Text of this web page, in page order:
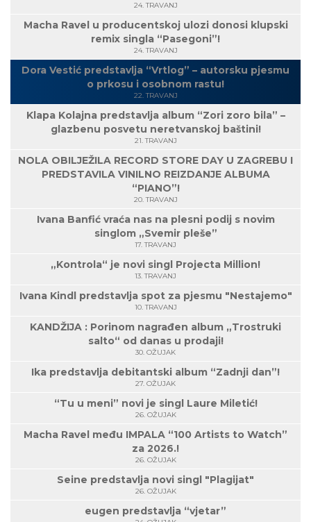
24. TRAVANJ
Macha Ravel u producentskoj ulozi donosi klupski
remix singla “Pasegoni”!
24. TRAVANJ
Dora Vestić predstavlja “Vrtlog” – autorsku pjesmu
o prkosu i osobnom rastu!
22. TRAVANJ
Klapa Kolajna predstavlja album “Zori zoro bila” –
glazbenu posvetu neretvanskoj baštini!
21. TRAVANJ
NOLA OBILJEŽILA RECORD STORE DAY U ZAGREBU I
PREDSTAVILA VINILNO REIZDANJE ALBUMA
“PIANO”!
20. TRAVANJ
Ivana Banfić vraća nas na plesni podij s novim
singlom „Svemir pleše”
17. TRAVANJ
„Kontrola“ je novi singl Projecta Million!
13. TRAVANJ
Ivana Kindl predstavlja spot za pjesmu "Nestajemo"
10. TRAVANJ
KANDŽIJA : Porinom nagrađen album „Trostruki
salto“ od danas u prodaji!
30. OŽUJAK
Ika predstavlja debitantski album “Zadnji dan”!
27. OŽUJAK
“Tu u meni” novi je singl Laure Miletić!
26. OŽUJAK
Macha Ravel među IMPALA “100 Artists to Watch”
za 2026.!
26. OŽUJAK
Seine predstavlja novi singl "Plagijat"
26. OŽUJAK
eugen predstavlja “vjetar”